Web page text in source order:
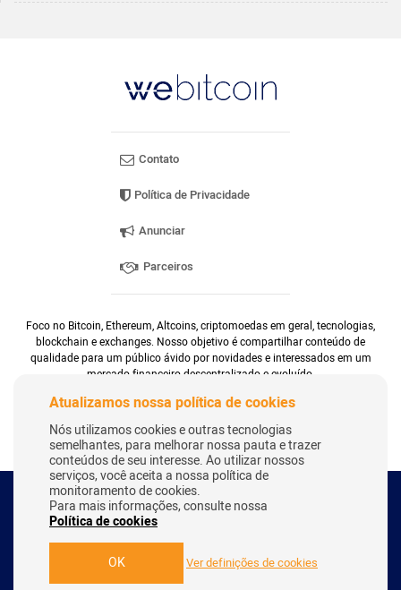
Contato
Política de Privacidade
Anunciar
Parceiros
Foco no Bitcoin, Ethereum, Altcoins, criptomoedas em geral, tecnologias,
blockchain e exchanges. Nosso objetivo é compartilhar conteúdo de
qualidade para um público ávido por novidades e interessados em um
mercado financeiro descentralizado e evoluído.
Copyright Webitcoin 2018 - Todos os Direitos Reservados
Desenvolvido por:Herick Correa
Atualizamos nossa política de cookies
Nós utilizamos cookies e outras tecnologias
semelhantes, para melhorar nossa pauta e trazer
conteúdos de seu interesse. Ao utilizar nossos
serviços, você aceita a nossa política de
monitoramento de cookies.
Para mais informações, consulte nossa
Política de cookies
OK Ver definições de cookies